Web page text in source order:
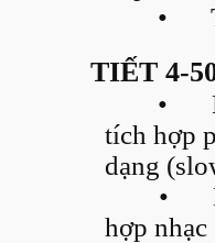
•
TIẾT 4-
•
tích hợp
dạng
•
hợp